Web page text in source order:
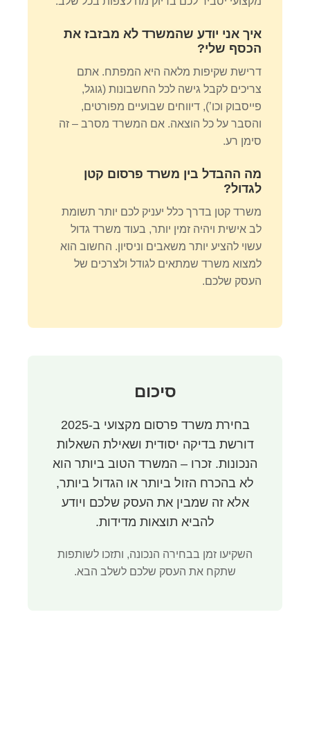
איך אני יודע שהמשרד לא מבזבז את
הכסף שלי?
דרישת שקיפות מלאה היא המפתח. אתם
צריכים לקבל גישה לכל החשבונות (גוגל,
פייסבוק וכו’), דיווחים שבועיים מפורטים,
והסבר על כל הוצאה. אם המשרד מסרב – זה
סימן רע.
מה ההבדל בין משרד פרסום קטן
לגדול?
משרד קטן בדרך כלל יעניק לכם יותר תשומת
לב אישית ויהיה זמין יותר, בעוד משרד גדול
עשוי להציע יותר משאבים וניסיון. החשוב הוא
למצוא משרד שמתאים לגודל ולצרכים של
העסק שלכם.
סיכום
בחירת משרד פרסום מקצועי ב-2025
דורשת בדיקה יסודית ושאילת השאלות
הנכונות. זכרו – המשרד הטוב ביותר הוא
לא בהכרח הזול ביותר או הגדול ביותר,
אלא זה שמבין את העסק שלכם ויודע
להביא תוצאות מדידות.
השקיעו זמן בבחירה הנכונה, ותזכו לשותפות
שתקח את העסק שלכם לשלב הבא.